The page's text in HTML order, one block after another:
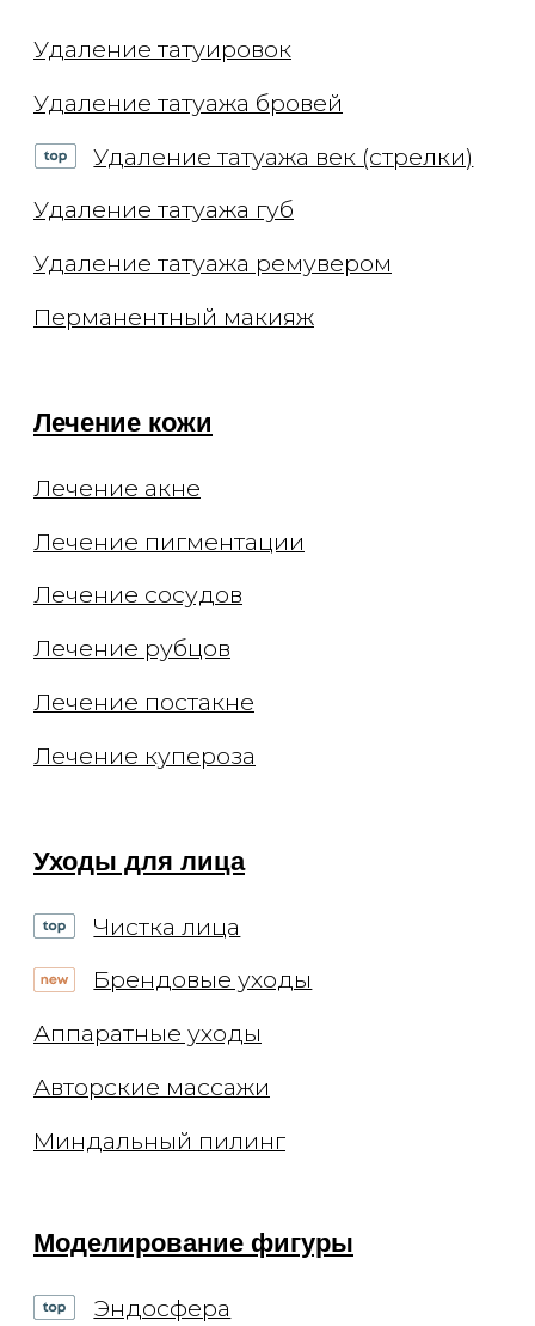
ИНН 7702770123
Лицензия Л041-01137-
77/00294513
Цены, приведённые на сайте, не
окончательные, не являются
публичной офертой и носят
информационный характер.
Администрация оставляет за собой
Мы не рекомендуем использование
социальных сетей компании Meta:
Facebook и Instagram в связи с
признанием 21 марта 2022 Meta
Platforms Inc экстремистской
организацией по статье 282.2 УК РФ.